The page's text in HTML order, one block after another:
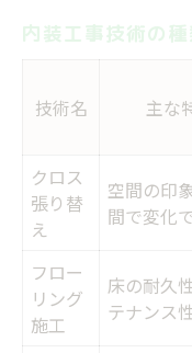
女性にも
神奈川県
理想の空間づ
内装工事
素材選び
内装工事
施工事例
内装工事技術の
技術名 主な
クロス
張り替
え
空間の印
間で変化
フロー
リング
施工
床の耐久
テナンス